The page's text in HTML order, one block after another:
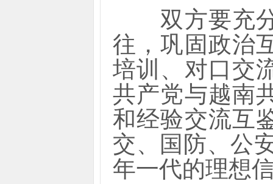
双方要充分
往，巩固政治
培训、对口交
共产党与越南
和经验交流互
交、国防、公
年一代的理想